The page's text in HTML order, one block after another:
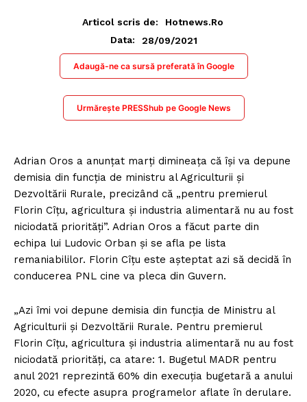
Articol scris de:
Hotnews.ro
Data:
28/09/2021
Adaugă-ne ca sursă preferată în Google
Urmărește PRESShub pe Google News
Adrian Oros a anunţat marţi dimineaţa că îşi va depune
demisia din funcţia de ministru al Agriculturii şi
Dezvoltării Rurale, precizând că „pentru premierul
Florin Cîţu, agricultura şi industria alimentară nu au fost
niciodată priorităţi”. Adrian Oros a făcut parte din
echipa lui Ludovic Orban și se afla pe lista
remaniabililor. Florin Cîțu este așteptat azi să decidă în
conducerea PNL cine va pleca din Guvern.
„Azi îmi voi depune demisia din funcţia de Ministru al
Agriculturii şi Dezvoltării Rurale. Pentru premierul
Florin Cîţu, agricultura şi industria alimentară nu au fost
niciodată priorităţi, ca atare: 1. Bugetul MADR pentru
anul 2021 reprezintă 60% din execuţia bugetară a anului
2020, cu efecte asupra programelor aflate în derulare.